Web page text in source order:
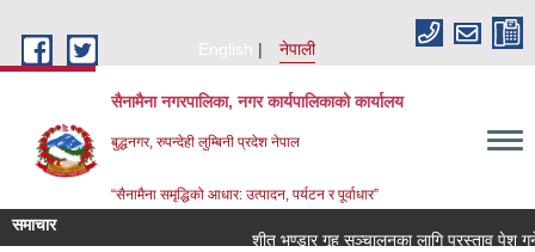
English
नेपाली
सैनामैना नगरपालिका, नगर कार्यपालिकाको कार्यालय
बुद्धनगर, रुपन्देही लुम्बिनी प्रदेश नेपाल
“सैनामैना समृद्धिको आधार: उत्पादन, पर्यटन र पूर्वाधार”
समाचार
शीत भण्डार गृह सञ्चालनका लागि प्रस्ताव पेश गर्ने